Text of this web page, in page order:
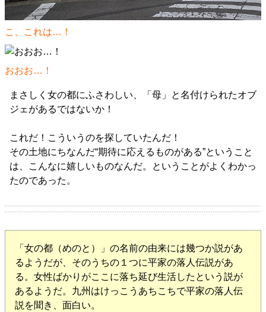
こ、これは…！
おおお…！
まさしく女の都にふさわしい、「母」と名付けられたオブ
ジェがあるではないか！
これだ！こういうのを探していたんだ！
その土地にちなんだ“期待に応えるものがある”ということ
は、こんなに嬉しいものなんだ。ということがよくわかっ
たのであった。
「女の都（めのと）」の名前の由来には幾つか説があ
るようだが、そのうちの１つに平家の落人伝説があ
る。女性ばかりがここに落ち延び生活したという説が
あるようだ。九州はけっこうあちこちで平家の落人伝
説を聞き、面白い。